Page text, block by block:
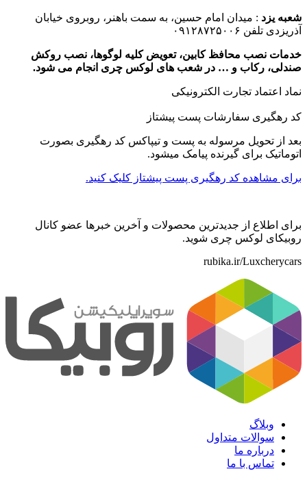
شعبه یزد : میدان امام حسین، به سمت باهنر، روبروی خیابان
آذریزدی تلفن ۰۹۱۲۸۷۲۵۰۰۶
خدمات نصب محافظ کابین، تعویض کلیه لوگوها، نصب روکش
صندلی، رکاب و … در شعب های لوکس چری انجام می شود.
نماد اعتماد تجارت الكترونیكی
کد رهگیری سفارشات پست پیشتاز
بعد از تحویل مرسوله به پست و تیپاکس کد رهگیری بصورت
اتوماتیک برای گیرنده پیامک میشود.
برای مشاهده کد رهگیری پست پیشتاز کلیک کنید.
برای اطلاع از جدیدترین محصولات و آخرین خبرها عضو کانال
روبیکای لوکس چری شوید.
rubika.ir/Luxcherycars
وبلاگ
سوالات متداول
درباره ما
تماس با ما